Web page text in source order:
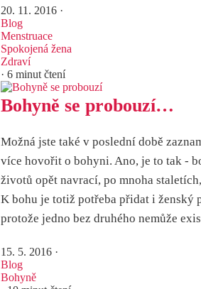
20. 11. 2016 ·
Blog
Menstruace
Spokojená žena
Zdraví
· 6 minut čtení
Bohyně se probouzí…
Možná jste také v poslední době
více hovořit o bohyni. Ano, je to tak -
životů opět navrací, po mnoha
K bohu je totiž potřeba přidat i ženský
protože jedno bez druhého nemůže
15. 5. 2016 ·
Blog
Bohyně